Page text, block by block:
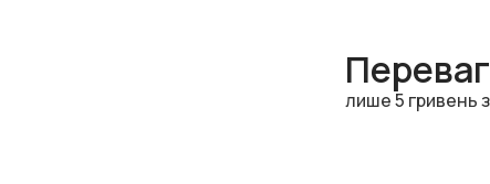
лише 5 гривень